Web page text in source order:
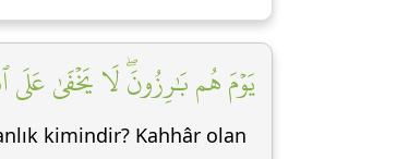
يَوۡمَ هُم بَٰرِزُونَۖ لَا يَخۡفَىٰ عَلَى
kimindir? Kahhâr olan